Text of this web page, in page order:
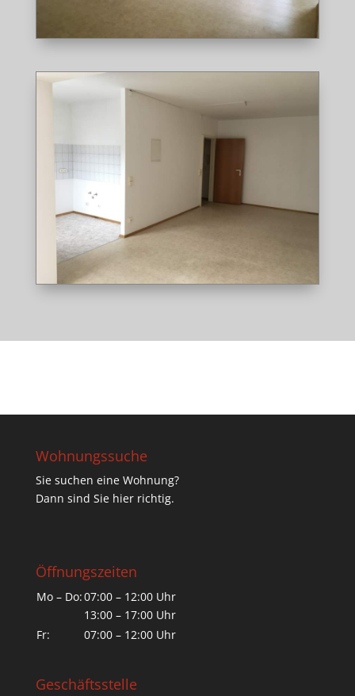
Wohnungssuche
Sie suchen eine Wohnung?
Dann sind Sie hier richtig.
Öffnungszeiten
Mo – Do:07:00 – 12:00 Uhr
13:00 – 17:00 Uhr
Fr:
07:00 – 12:00 Uhr
Geschäftsstelle